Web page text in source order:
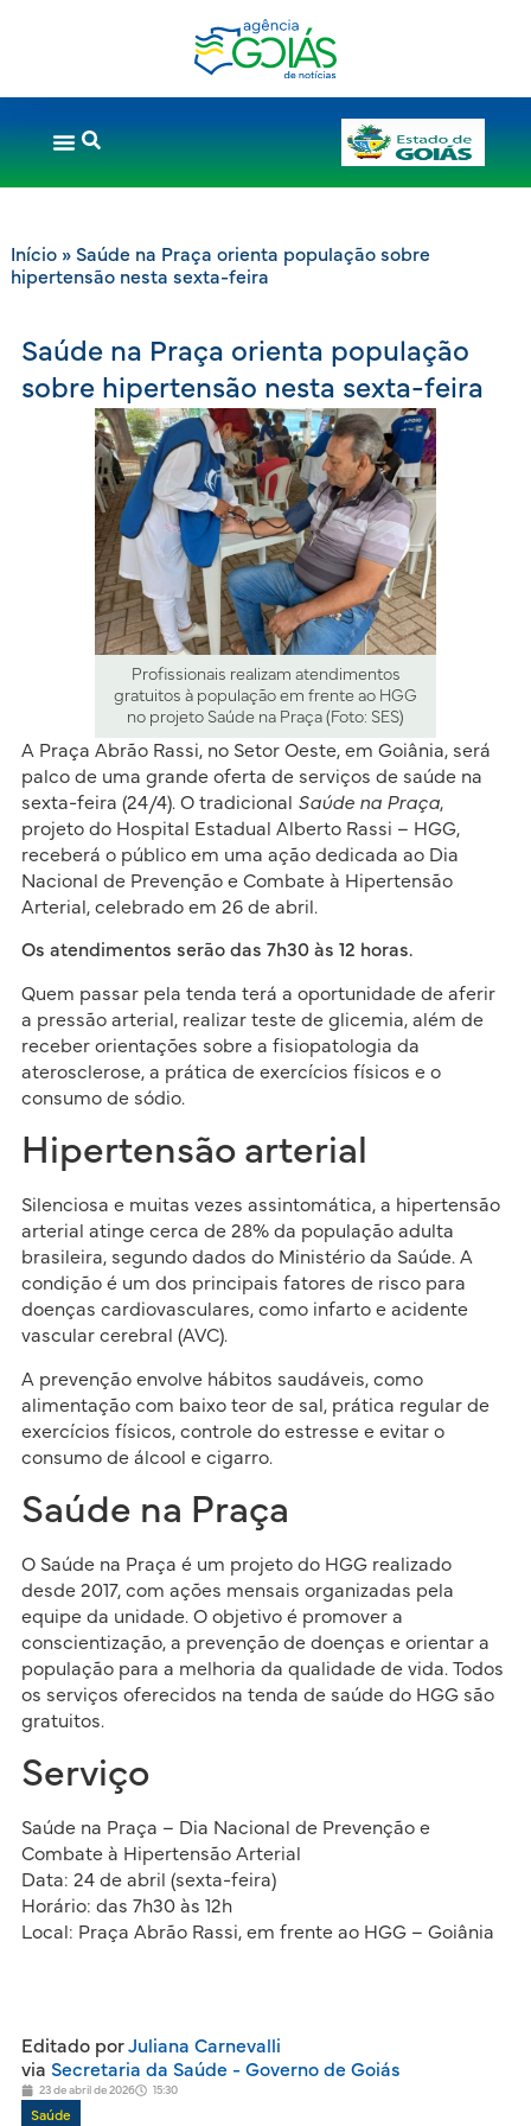
Início» Saúde na Praça orienta população sobre
hipertensão nesta sexta-feira
Saúde na Praça orienta população
sobre hipertensão nesta sexta-feira
Profissionais realizam atendimentos
gratuitos à população em frente ao HGG
no projeto Saúde na Praça (Foto: SES)
A Praça Abrão Rassi, no Setor Oeste, em Goiânia, será
palco de uma grande oferta de serviços de saúde na
sexta-feira (24/4). O tradicional Saúde na Praça,
projeto do Hospital Estadual Alberto Rassi – HGG,
receberá o público em uma ação dedicada ao Dia
Nacional de Prevenção e Combate à Hipertensão
Arterial, celebrado em 26 de abril.
Os atendimentos serão das 7h30 às 12 horas.
Quem passar pela tenda terá a oportunidade de aferir
a pressão arterial, realizar teste de glicemia, além de
receber orientações sobre a fisiopatologia da
aterosclerose, a prática de exercícios físicos e o
consumo de sódio.
Hipertensão arterial
Silenciosa e muitas vezes assintomática, a hipertensão
arterial atinge cerca de 28% da população adulta
brasileira, segundo dados do Ministério da Saúde. A
condição é um dos principais fatores de risco para
doenças cardiovasculares, como infarto e acidente
vascular cerebral (AVC).
A prevenção envolve hábitos saudáveis, como
alimentação com baixo teor de sal, prática regular de
exercícios físicos, controle do estresse e evitar o
consumo de álcool e cigarro.
Saúde na Praça
O Saúde na Praça é um projeto do HGG realizado
desde 2017, com ações mensais organizadas pela
equipe da unidade. O objetivo é promover a
conscientização, a prevenção de doenças e orientar a
população para a melhoria da qualidade de vida. Todos
os serviços oferecidos na tenda de saúde do HGG são
gratuitos.
Serviço
Saúde na Praça – Dia Nacional de Prevenção e
Combate à Hipertensão Arterial
Data: 24 de abril (sexta-feira)
Horário: das 7h30 às 12h
Local: Praça Abrão Rassi, em frente ao HGG – Goiânia
Editado porJuliana Carnevalli
via Secretaria da Saúde - Governo de Goiás
23 de abril de 2026 15:30
Saúde